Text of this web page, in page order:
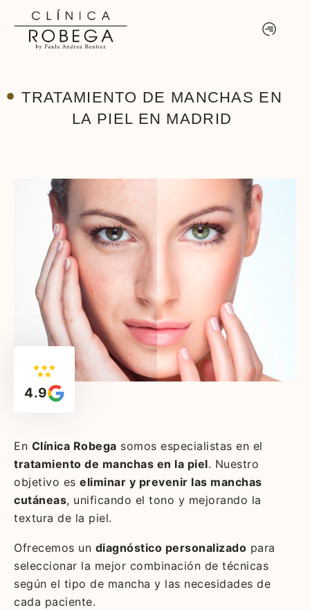
TRATAMIENTO DE MANCHAS EN
LA PIEL EN MADRID
En Clínica Robega somos especialistas en el
tratamiento de manchas en la piel. Nuestro
objetivo es eliminar y prevenir las manchas
cutáneas, unificando el tono y mejorando la
textura de la piel.
Ofrecemos un diagnóstico personalizado para
seleccionar la mejor combinación de técnicas
según el tipo de mancha y las necesidades de
cada paciente.
4.9